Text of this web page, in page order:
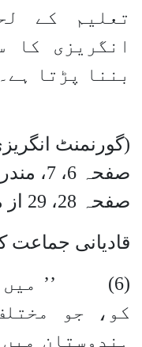
تعلیم کے
انگریزی کا
بننا
(گورنمنٹ
صفحہ 28، 29 از مرزا قادیانی)
قادیانی
(6) ’’ میں
کو، جو
ہندوستان